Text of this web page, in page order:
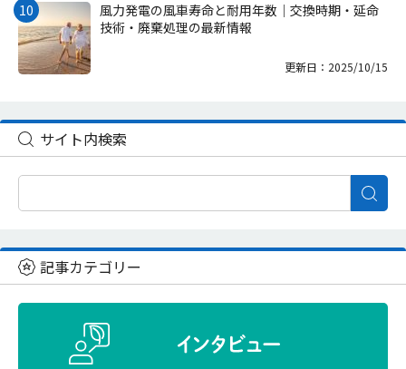
風力発電の風車寿命と耐用年数｜交換時期・延命
技術・廃棄処理の最新情報
更新日：2025/10/15
サイト内検索
記事カテゴリー